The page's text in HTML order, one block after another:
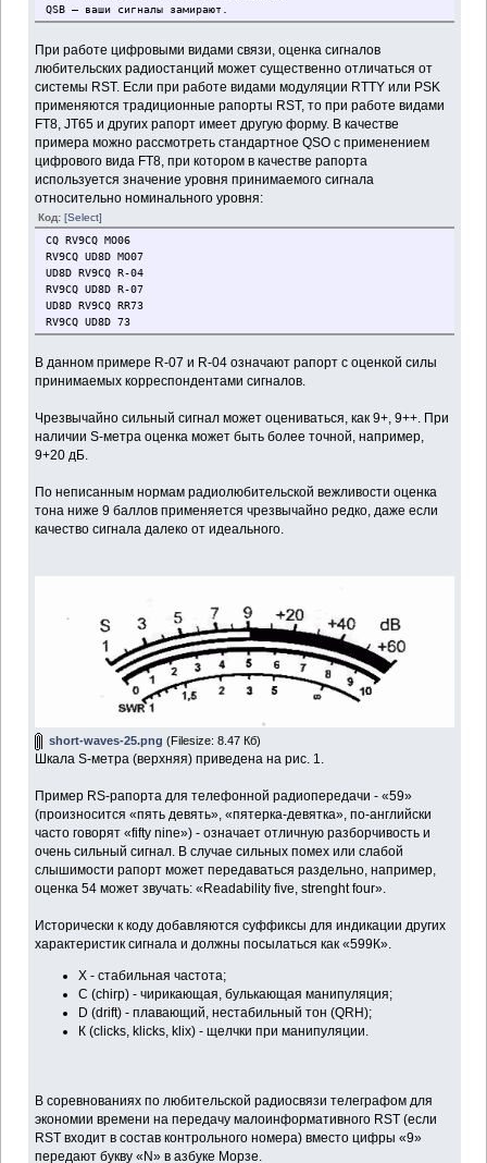
QSB – ваши сигналы замирают.
При работе цифровыми видами связи, оценка сигналов
любительских радиостанций может существенно отличаться от
системы RST. Если при работе видами модуляции RTTY или PSK
применяются традиционные рапорты RST, то при работе видами
FT8, JT65 и других рапорт имеет другую форму. В качестве
примера можно рассмотреть стандартное QSO с применением
цифрового вида FT8, при котором в качестве рапорта
используется значение уровня принимаемого сигнала
относительно номинального уровня:
Код:[Select]
СQ RV9CQ MO06
RV9CQ UD8D MO07
UD8D RV9CQ R-04
RV9CQ UD8D R-07
UD8D RV9CQ RR73
RV9CQ UD8D 73
В данном примере R-07 и R-04 означают рапорт с оценкой силы
принимаемых корреспондентами сигналов.
Чрезвычайно сильный сигнал может оцениваться, как 9+, 9++. При
наличии S-метра оценка может быть более точной, например,
9+20 дБ.
По неписанным нормам радиолюбительской вежливости оценка
тона ниже 9 баллов применяется чрезвычайно редко, даже если
качество сигнала далеко от идеального.
short-waves-25.png (Filesize: 8.47 Кб)
Шкала S-метра (верхняя) приведена на рис. 1.
Пример RS-рапорта для телефонной радиопередачи - «59»
(произносится «пять девять», «пятерка-девятка», по-английски
часто говорят «fifty nine») - означает отличную разборчивость и
очень сильный сигнал. В случае сильных помех или слабой
слышимости рапорт может передаваться раздельно, например,
оценка 54 может звучать: «Readability five, strenght four».
Исторически к коду добавляются суффиксы для индикации других
характеристик сигнала и должны посылаться как «599К».
X - стабильная частота;
С (chirp) - чирикающая, булькающая манипуляция;
D (drift) - плавающий, нестабильный тон (QRH);
К (clicks, klicks, klix) - щелчки при манипуляции.
В соревнованиях по любительской радиосвязи телеграфом для
экономии времени на передачу малоинформативного RST (если
RST входит в состав контрольного номера) вместо цифры «9»
передают букву «N» в азбуке Морзе.